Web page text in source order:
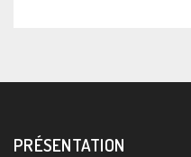
PRÉSENTATION